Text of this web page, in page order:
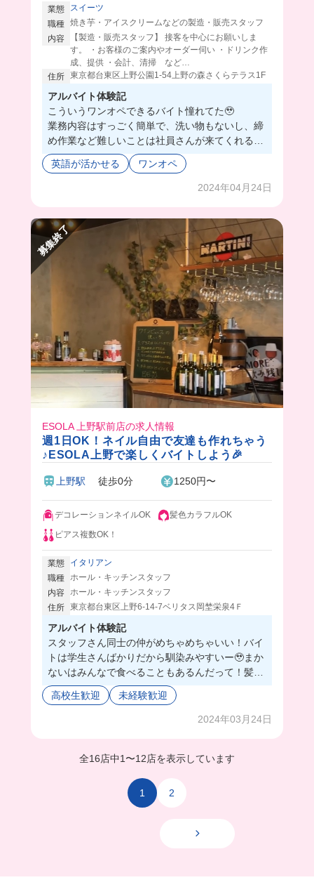
業態
スイーツ
職種 焼き芋・アイスクリームなどの製造・販売スタッフ
内容
【製造・販売スタッフ】 接客を中心にお願いしま
す。 ・お客様のご案内やオーダー伺い ・ドリンク作
成、提供 ・会計、清掃 など…
住所 東京都台東区上野公園1-54上野の森さくらテラス1F
アルバイト体験記
こういうワンオペできるバイト憧れてた🥹
業務内容はすっごく簡単で、洗い物もないし、締
め作業など難しいことは社員さんが来てくれるよ
⭕️
まかないは隣にある系列のお店で食べれるのも嬉
た🥹
英語が活かせる ワンオペ
2024年04月24日
募集終了
ESOLA 上野駅前店の求人情報
週1日OK！ネイル自由で友達も作れちゃう
♪ESOLA上野で楽しくバイトしよう🎉
上野駅 徒歩0分 1250円〜
デコレーションネイルOK
髪色カラフルOK
ピアス複数OK！
業態
イタリアン
職種 ホール・キッチンスタッフ
内容 ホール・キッチンスタッフ
住所 東京都台東区上野6-14-7ベリタス岡埜栄泉4Ｆ
アルバイト体験記
スタッフさん同士の仲がめちゃめちゃいい！バイ
トは学生さんばかりだから馴染みやすいー🥹まか
ないはみんなで食べることもあるんだって！髪型
髪色ネイルピアス自由なのも嬉しい〜🤤
高校生歓迎 未経験歓迎
2024年03月24日
全16店中1 〜12店を表示しています
1 2